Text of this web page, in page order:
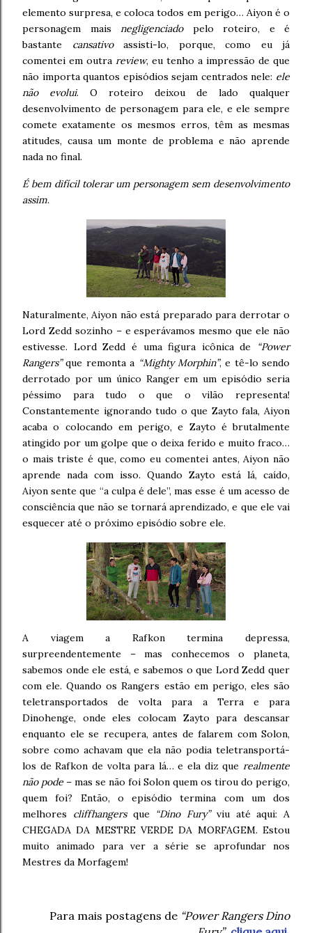
elemento surpresa, e coloca todos em perigo… Aiyon é o
personagem mais negligenciadopelo roteiro, e é
bastante cansativoassisti-lo, porque, como eu já
comentei em outra review, eu tenho a impressão de que
não importa quantos episódios sejam centrados nele: ele
não evolui. O roteiro deixou de lado qualquer
desenvolvimento de personagem para ele, e ele sempre
comete exatamente os mesmos erros, têm as mesmas
atitudes, causa um monte de problema e não aprende
nada no final.
É bem difícil tolerar um personagem sem desenvolvimento
assim.
Naturalmente, Aiyon não está preparado para derrotar o
Lord Zedd sozinho – e esperávamos mesmo que ele não
estivesse. Lord Zedd é uma figura icônica de
“Power
Rangers”que remonta a “Mighty Morphin”, e tê-lo sendo
derrotado por um único Ranger em um episódio seria
péssimo para tudo o que o vilão representa!
Constantemente ignorando tudo o que Zayto fala, Aiyon
acaba o colocando em perigo, e Zayto é brutalmente
atingido por um golpe que o deixa ferido e muito fraco…
o mais triste é que, como eu comentei antes, Aiyon não
aprende nada com isso. Quando Zayto está lá, caído,
Aiyon sente que “a culpa é dele”, mas esse é um acesso de
consciência que não se tornará aprendizado, e que ele vai
esquecer até o próximo episódio sobre ele.
A viagem a Rafkon termina depressa,
surpreendentemente – mas conhecemos o planeta,
sabemos onde ele está, e sabemos o que Lord Zedd quer
com ele. Quando os Rangers estão em perigo, eles são
teletransportados de volta para a Terra e para
Dinohenge, onde eles colocam Zayto para descansar
enquanto ele se recupera, antes de falarem com Solon,
sobre como achavam que ela não podia teletransportá-
los de Rafkon de volta para lá… e ela diz que realmente
não pode – mas se não foi Solon quem os tirou do perigo,
quem foi? Então, o episódio termina com um dos
melhores cliffhangersque “Dino Fury”viu até aqui: A
CHEGADA DA MESTRE VERDE DA MORFAGEM. Estou
muito animado para ver a série se aprofundar nos
Mestres da Morfagem!
Para mais postagens de “Power Rangers Dino